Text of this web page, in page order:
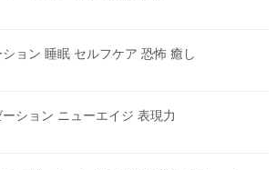
ョン 睡眠 セルフケア 恐怖 癒し
ション ニューエイジ 表現力